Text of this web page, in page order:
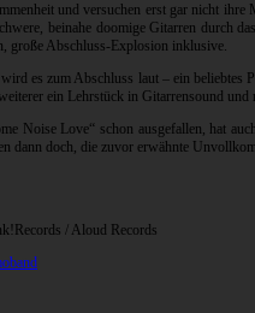
und versuchen erst gar nicht
beinahe doomige Gitarren durch
große Abschluss-Explosion inklusive.
wird es zum Abschluss laut – ein
ein Lehrstück in Gitarrensound
Noise Love“ schon ausgefallen, hat
dann doch, die zuvor erwähnte
/ Aloud Records